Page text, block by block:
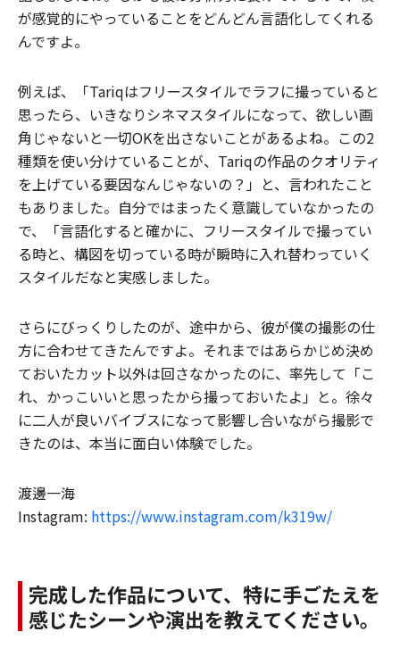
が感覚的にやっていることをどんどん言語化してくれる
んですよ。
例えば、「Tariqはフリースタイルでラフに撮っていると
思ったら、いきなりシネマスタイルになって、欲しい画
角じゃないと一切OKを出さないことがあるよね。この2
種類を使い分けていることが、Tariqの作品のクオリティ
を上げている要因なんじゃないの？」と、言われたこと
もありました。自分ではまったく意識していなかったの
で、「言語化すると確かに、フリースタイルで撮ってい
る時と、構図を切っている時が瞬時に入れ替わっていく
スタイルだなと実感しました。
さらにびっくりしたのが、途中から、彼が僕の撮影の仕
方に合わせてきたんですよ。それまではあらかじめ決め
ておいたカット以外は回さなかったのに、率先して「こ
れ、かっこいいと思ったから撮っておいたよ」と。徐々
に二人が良いバイブスになって影響し合いながら撮影で
きたのは、本当に面白い体験でした。
渡邊一海
Instagram: https://www.instagram.com/k319w/
完成した作品について、特に手ごたえを
感じたシーンや演出を教えてください。